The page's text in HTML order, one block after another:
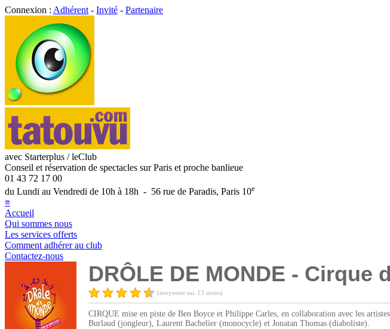
Connexion : Adhérent - Invité - Partenaire
avec Starterplus / leClub
Conseil et réservation de spectacles sur Paris et proche banlieue
01 43 72 17 00
du Lundi au Vendredi de 10h à 18h - 56 rue de Paradis, Paris 10e
≡
Accueil
Qui sommes nous
Les services offerts
Comment adhérer au club
Contactez-nous
DRÔLE DE MONDE - Cirque
(moyenne sur 13 notes)
CIRQUE mise en piste de Ben Boyce et Philippe Carles, en collaboration avec les
Burlaud (jongleur), Laurent Bachelier (monocycle) et Jonatan Thomas (diaboliste).